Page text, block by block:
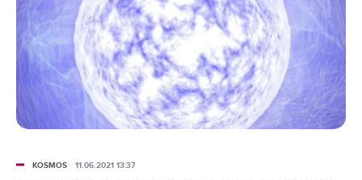
Takie obiekty istnieją.
KOSMOS 11.06.2021 13:37